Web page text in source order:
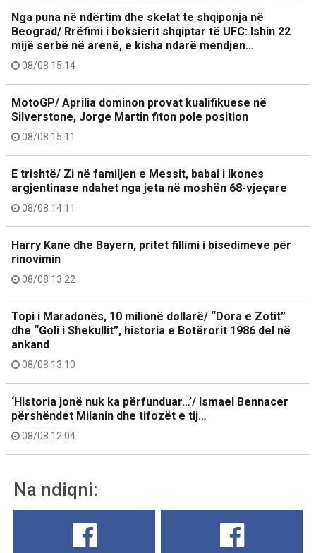
Nga puna në ndërtim dhe skelat te shqiponja në
Beograd/ Rrëfimi i boksierit shqiptar të UFC: Ishin 22
mijë serbë në arenë, e kisha ndarë mendjen…
08/08 15:14
MotoGP/ Aprilia dominon provat kualifikuese në
Silverstone, Jorge Martin fiton pole position
08/08 15:11
E trishtë/ Zi në familjen e Messit, babai i ikones
argjentinase ndahet nga jeta në moshën 68-vjeçare
08/08 14:11
Harry Kane dhe Bayern, pritet fillimi i bisedimeve për
rinovimin
08/08 13:22
Topi i Maradonës, 10 milionë dollarë/ “Dora e Zotit”
dhe “Goli i Shekullit”, historia e Botërorit 1986 del në
ankand
08/08 13:10
‘Historia jonë nuk ka përfunduar…’/ Ismael Bennacer
përshëndet Milanin dhe tifozët e tij…
08/08 12:04
Na ndiqni: